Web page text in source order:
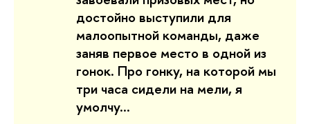
достойно выступили для
малоопытной команды, даже
заняв первое место в одной из
гонок. Про гонку, на которой мы
три часа сидели на мели, я
умолчу…